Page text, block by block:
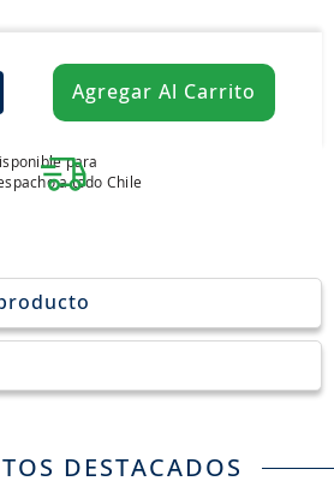
Agregar Al Carrito
para
a todo Chile
DESTACADOS